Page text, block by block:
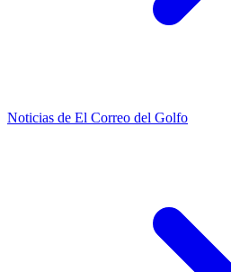
Noticias de El Correo del Golfo